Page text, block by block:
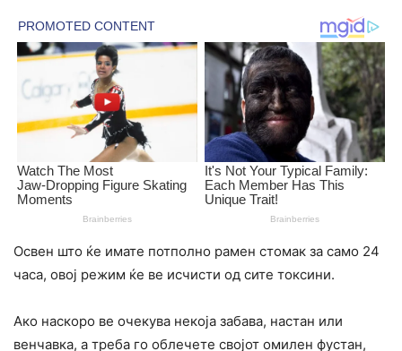
Освен што ќе имате потполно pамен стомак за само 24
чаcа, овој pежим ќе ве исчисти од сите токcини.
Ако наскоро ве очекува некоја забава, настан или
венчавка, а треба го облечете својот омилен фустан,